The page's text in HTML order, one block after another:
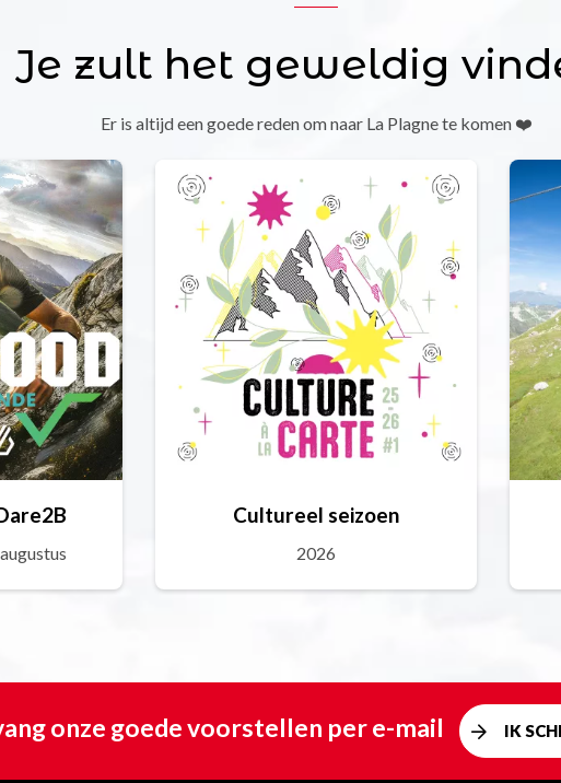
Je zult het geweldig
Er is altijd een goede reden om naar La Plagne te komen ❤️
Cultureel seizoen
2026
onze goede voorstellen per e-mail IK